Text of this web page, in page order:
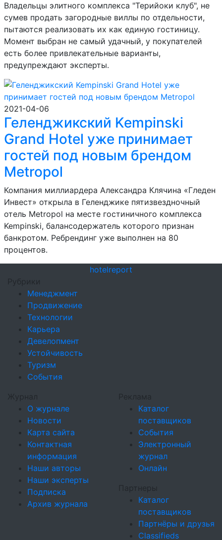
Владельцы элитного комплекса "Терийоки клуб", не
сумев продать загородные виллы по отдельности,
пытаются реализовать их как единую гостиницу.
Момент выбран не самый удачный, у покупателей
есть более привлекательные варианты,
предупреждают эксперты.
2021-04-06
Геленджикский Kempinski
Grand Hotel уже принимает
гостей под новым брендом
Metropol
Компания миллиардера Александра Клячина «Гледен
Инвест» открыла в Геленджике пятизвездночный
отель Metropol на месте гостиничного комплекса
Kempinski, балансодержатель которого признан
банкротом. Ребрендинг уже выполнен на 80
процентов.
hotelreport
Рубрики
Менеджмент
Продвижение
Технологии
Карьера
Девелопмент
Устойчивость
Туризм
События
Журнал
О журнале
Новости
Карта сайта
Контактная
информация
Наши авторы
Наши эксперты
Подписка
Архив журнала
Реклама
Каталог
поставщиков
События
Электронный
журнал
Онлайн
Партнеры
Каталог
поставщиков
Партнёры и друзья
Classifieds